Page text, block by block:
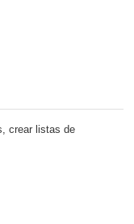
crear listas de